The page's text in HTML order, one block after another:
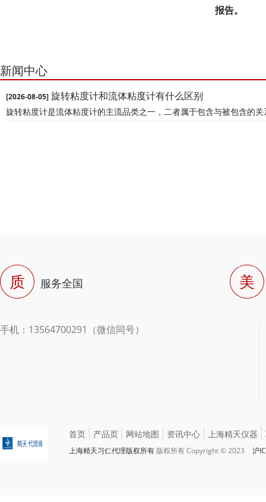
报告。
新闻中心
[2026-08-05] 旋转粘度计和流体粘度计有什么区别
旋转粘度计是流体粘度计的主流品类之一，二者属于包含与被包含的
质 服务全国 美
手机：13564700291（微信同号）
首页 产品页 网站地图 资讯中心 上海精天仪器
上海精天习仁代理版权所有 版权所有 Copyright © 2023 沪